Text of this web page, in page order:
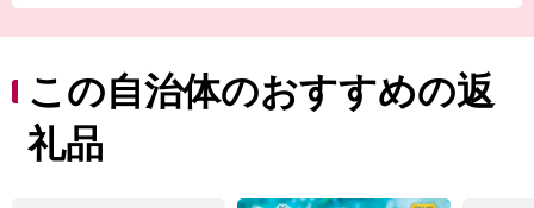
古都奈良はこれからも歴史と伝統を生かしたまちづくり
をすすめます。
この自治体のおすすめの返
礼品